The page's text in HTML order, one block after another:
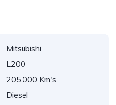
Mitsubishi
L200
205,000 Km's
Diesel